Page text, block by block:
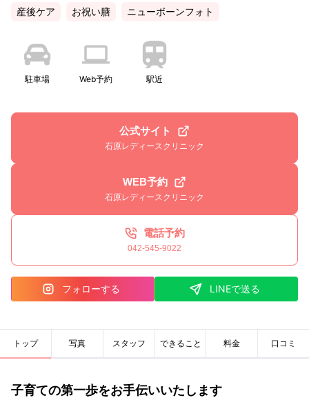
産後ケア お祝い膳 ニューボーンフォト
駐車場 Web予約 駅近
公式サイト
石原レディースクリニック
WEB予約
石原レディースクリニック
電話予約
042-545-9022
フォローする LINEで送る
トップ 写真 スタッフ できること 料金 口コミ
子育ての第一歩をお手伝いいたします